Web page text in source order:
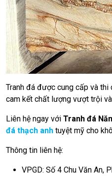
Tranh đá được cung cấp và thi
cam kết chất lượng vượt trội
Liên hệ ngay với Tranh đá
đá thạch anh tuyệt mỹ cho
Thông tin liên hệ:
VPGD: Số 4 Chu Văn An,